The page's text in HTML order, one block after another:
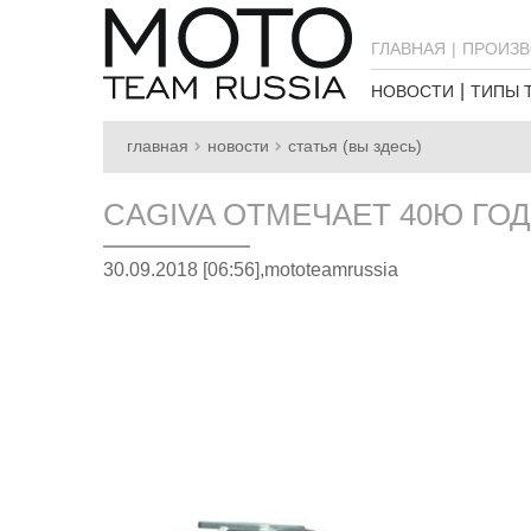
ГЛАВНАЯ
НОВОСТИ ТИПЫ
главная новости статья (вы здесь)
CAGIVA ОТМЕЧАЕТ 40Ю
30.09.2018 [06:56],mototeamrussia